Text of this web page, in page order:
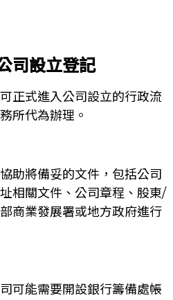
司設立登記
正式進入公司設立的行政流
所代為辦理。
助將備妥的文件，包括公司
相關文件、公司章程、股東/
商業發展署或地方政府進行
可能需要開設銀行籌備處帳